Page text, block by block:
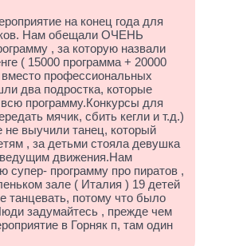
на конец года для
Нам обещали ОЧЕНЬ
, за которую назвали
( 15000 программа + 20000
вместо профессиональных
два подростка, которые
программу.Конкурсы для
мячик, сбить кегли и т.д.)
выучили танец, который
, за детьми стояла девушка
движения.Нам
супер- программу про пиратов ,
зале ( Италия ) 19 детей
танцевать, потому что было
задумайтесь , прежде чем
в Горняк п, там один